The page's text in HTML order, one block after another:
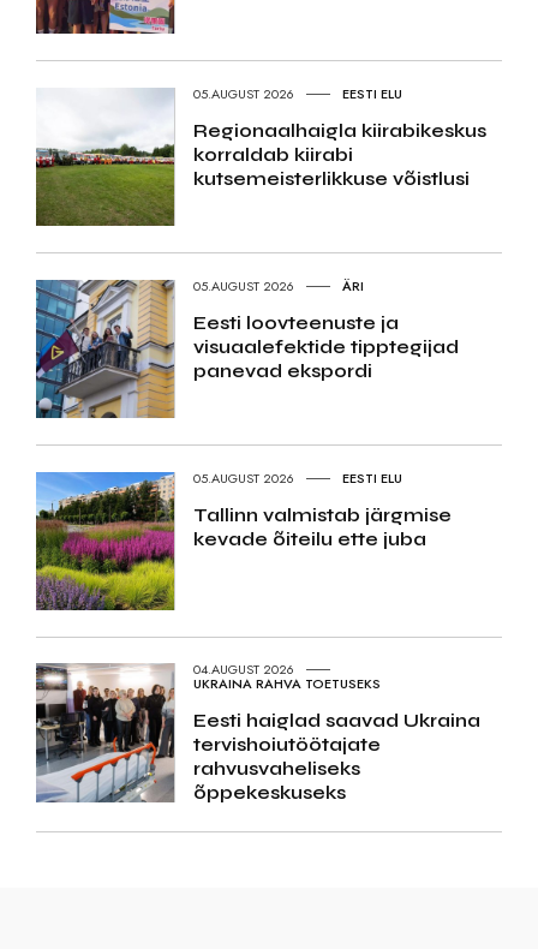
05.AUGUST 2026 EESTI ELU
Regionaalhaigla kiirabikeskus
korraldab kiirabi
kutsemeisterlikkuse võistlusi
05.AUGUST 2026 ÄRI
Eesti loovteenuste ja
visuaalefektide tipptegijad
panevad ekspordi
05.AUGUST 2026 EESTI ELU
Tallinn valmistab järgmise
kevade õiteilu ette juba
04.AUGUST 2026
UKRAINA RAHVA TOETUSEKS
Eesti haiglad saavad Ukraina
tervishoiutöötajate
rahvusvaheliseks
õppekeskuseks